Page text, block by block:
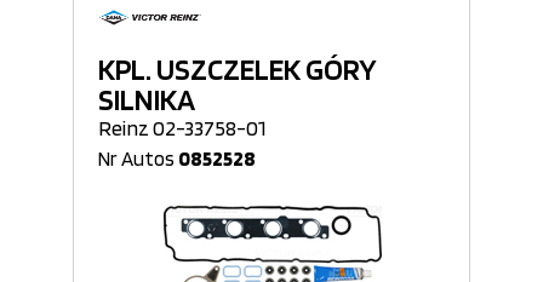
KPL. USZCZELEK GÓRY
SILNIKA
Reinz 02-33758-01
Nr Autos 0852528